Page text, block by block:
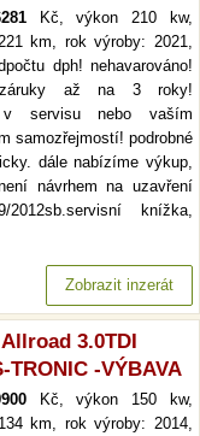
Kč, výkon 210 kw,
km, rok výroby: 2021,
dph! nehavarováno!
záruky až na 3 roky!
v servisu nebo vaším
samozřejmostí! podrobné
dále nabízíme výkup,
návrhem na uzavření
knížka,
Zobrazit inzerát
3.0TDI
TRONIC -VÝBAVA
Kč, výkon 150 kw,
km, rok výroby: 2014,